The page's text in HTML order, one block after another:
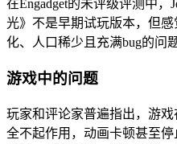
在Engadget的未评级评测中，
光》不是早期试玩版本，但
化、人口稀少且充满bug的问
游戏中的问题
玩家和评论家普遍指出，游
全不起作用，动画卡顿甚至